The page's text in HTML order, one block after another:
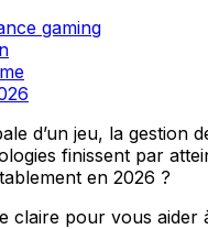
gaming
d’un jeu, la gestion
finissent par
en 2026 ?
claire pour vous aider